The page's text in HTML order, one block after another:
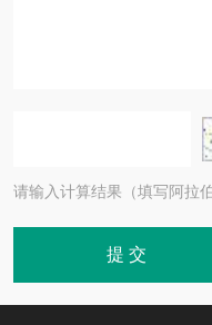
请输入计算结果（填写阿拉